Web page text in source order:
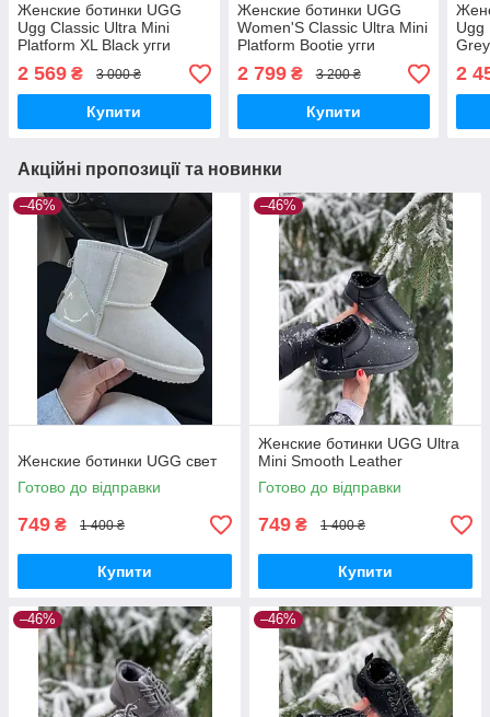
Женские ботинки UGG
Ugg Classic Ultra Mini
Platform XL Black угги
ботинки UGG угги зимние
2 569 ₴ 3 000 ₴
Купити
Женские ботинки UGG
Women'S Classic Ultra Mini
Platform Bootie угги
ботинки UGG угги зимние
2 799₴ 3 200 ₴
Купити
Ugg
2
Акційні пропозиції та новинки
–46%
Женские ботинки UGG свет
Готово до відправки
749 ₴ 1 400 ₴
Купити
–46%
Женские ботинки UGG Ultra
Mini Smooth Leather
Готово до відправки
749 ₴ 1 400 ₴
Купити
–46% –46%